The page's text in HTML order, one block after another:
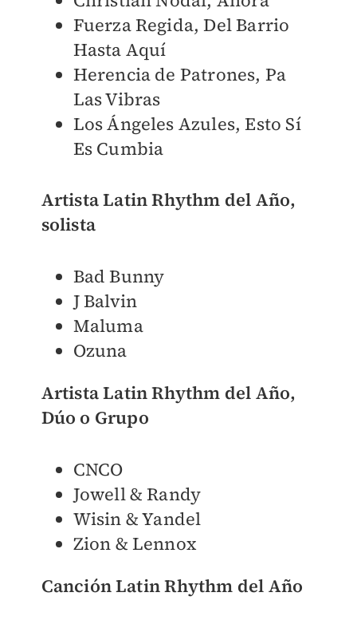
Fuerza Regida, Del Barrio
Hasta Aquí
Herencia de Patrones, Pa
Las Vibras
Los Ángeles Azules, Esto Sí
Es Cumbia
Artista Latin Rhythm del Año,
solista
Bad Bunny
J Balvin
Maluma
Ozuna
Artista Latin Rhythm del Año,
Dúo o Grupo
CNCO
Jowell & Randy
Wisin & Yandel
Zion & Lennox
Canción Latin Rhythm del Año